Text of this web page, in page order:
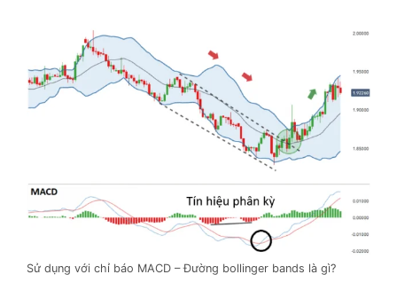
Sử dụng với chỉ báo MACD – Đường bollinger bands là gì?